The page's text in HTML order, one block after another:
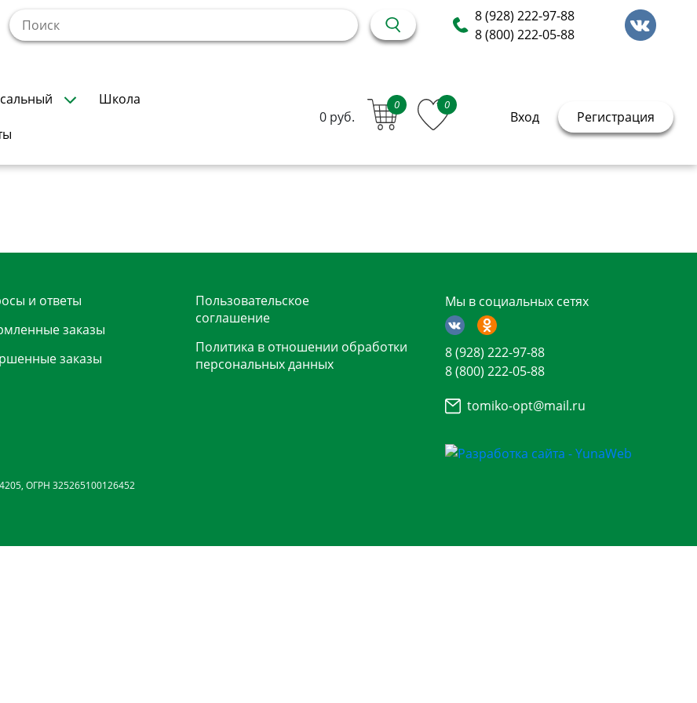
8 (928) 222-97-88
8 (800) 222-05-88
Школа
0 руб.
0 0
Вход Регистрация
и ответы
заказы
заказы
Пользовательское
соглашение
Политика в отношении обработки
персональных данных
Мы в социальных сетях
8 (928) 222-97-88
8 (800) 222-05-88
tomiko-opt@mail.ru
ОГРН 325265100126452